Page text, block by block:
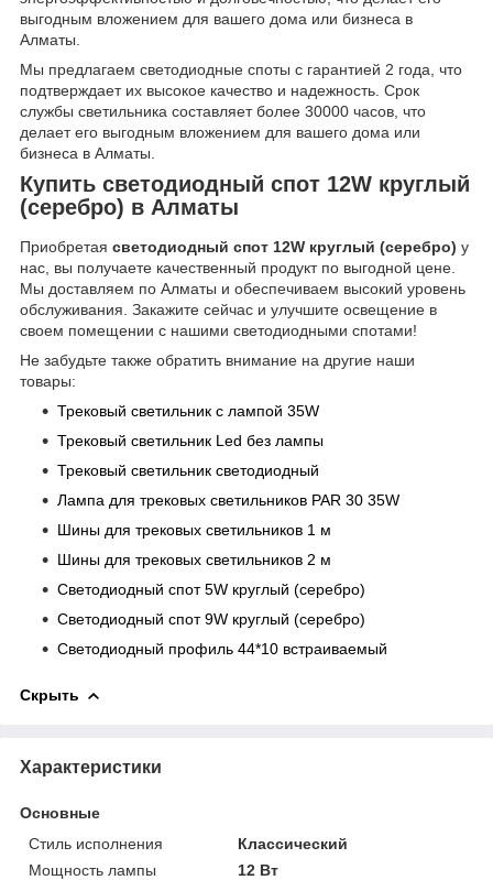
выгодным вложением для вашего дома или бизнеса в
Алматы.
Мы предлагаем светодиодные споты с гарантией 2 года, что
подтверждает их высокое качество и надежность. Срок
службы светильника составляет более 30000 часов, что
делает его выгодным вложением для вашего дома или
бизнеса в Алматы.
Купить светодиодный спот 12W круглый
(серебро) в Алматы
Приобретая светодиодный спот 12W круглый (серебро) у
нас, вы получаете качественный продукт по выгодной цене.
Мы доставляем по Алматы и обеспечиваем высокий уровень
обслуживания. Закажите сейчас и улучшите освещение в
своем помещении с нашими светодиодными спотами!
Не забудьте также обратить внимание на другие наши
товары:
Трековый светильник с лампой 35W
Трековый светильник Led без лампы
Трековый светильник светодиодный
Лампа для трековых светильников PAR 30 35W
Шины для трековых светильников 1 м
Шины для трековых светильников 2 м
Светодиодный спот 5W круглый (серебро)
Светодиодный спот 9W круглый (серебро)
Светодиодный профиль 44*10 встраиваемый
Скрыть
Характеристики
Основные
Стиль исполнения
Классический
Мощность лампы
12 Вт